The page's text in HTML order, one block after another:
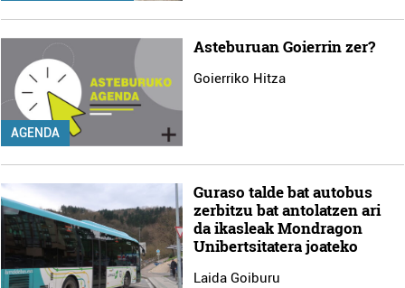
AGENDA
Asteburuan Goierrin zer?
Goierriko Hitza
Guraso talde bat autobus
zerbitzu bat antolatzen ari
da ikasleak Mondragon
Unibertsitatera joateko
Laida Goiburu